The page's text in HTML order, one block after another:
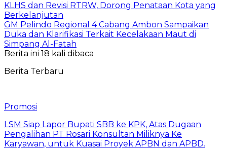
KLHS dan Revisi RTRW, Dorong Penataan Kota yang
Berkelanjutan
GM Pelindo Regional 4 Cabang Ambon Sampaikan
Duka dan Klarifikasi Terkait Kecelakaan Maut di
Simpang Al-Fatah
Berita ini 18 kali dibaca
Berita Terbaru
Promosi
LSM Siap Lapor Bupati SBB ke KPK, Atas Dugaan
Pengalihan PT Rosari Konsultan Miliknya Ke
Karyawan, untuk Kuasai Proyek APBN dan APBD.